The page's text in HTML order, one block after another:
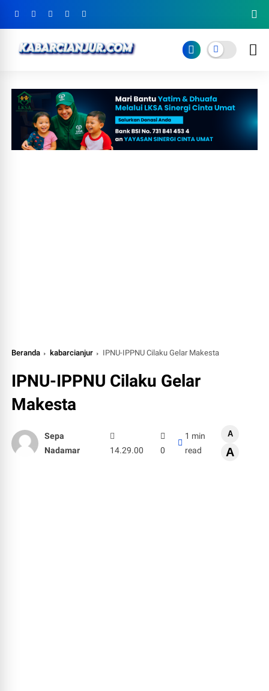
Beranda kabarcianjur IPNU-IPPNU Cilaku Gelar Makesta
IPNU-IPPNU Cilaku Gelar
Makesta
Sepa
Nadamar
14.29.00 0
1 min
read
A
A